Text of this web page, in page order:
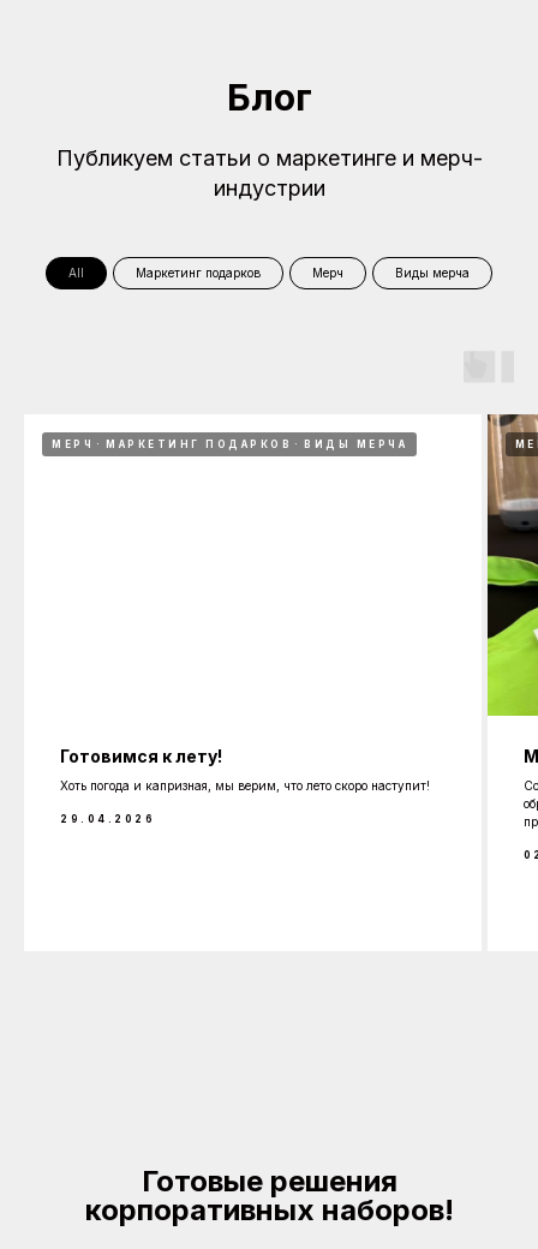
Блог
Публикуем статьи о маркетинге и мерч-
индустрии
All Маркетинг подарков Мерч Виды мерча
МЕРЧ МАРКЕТИНГ ПОДАРКОВ ВИДЫ МЕРЧА
Готовимся к лету!
Хоть погода и капризная, мы верим, что лето скоро наступит!
29.04.2026
Готовые решения
корпоративных наборов!